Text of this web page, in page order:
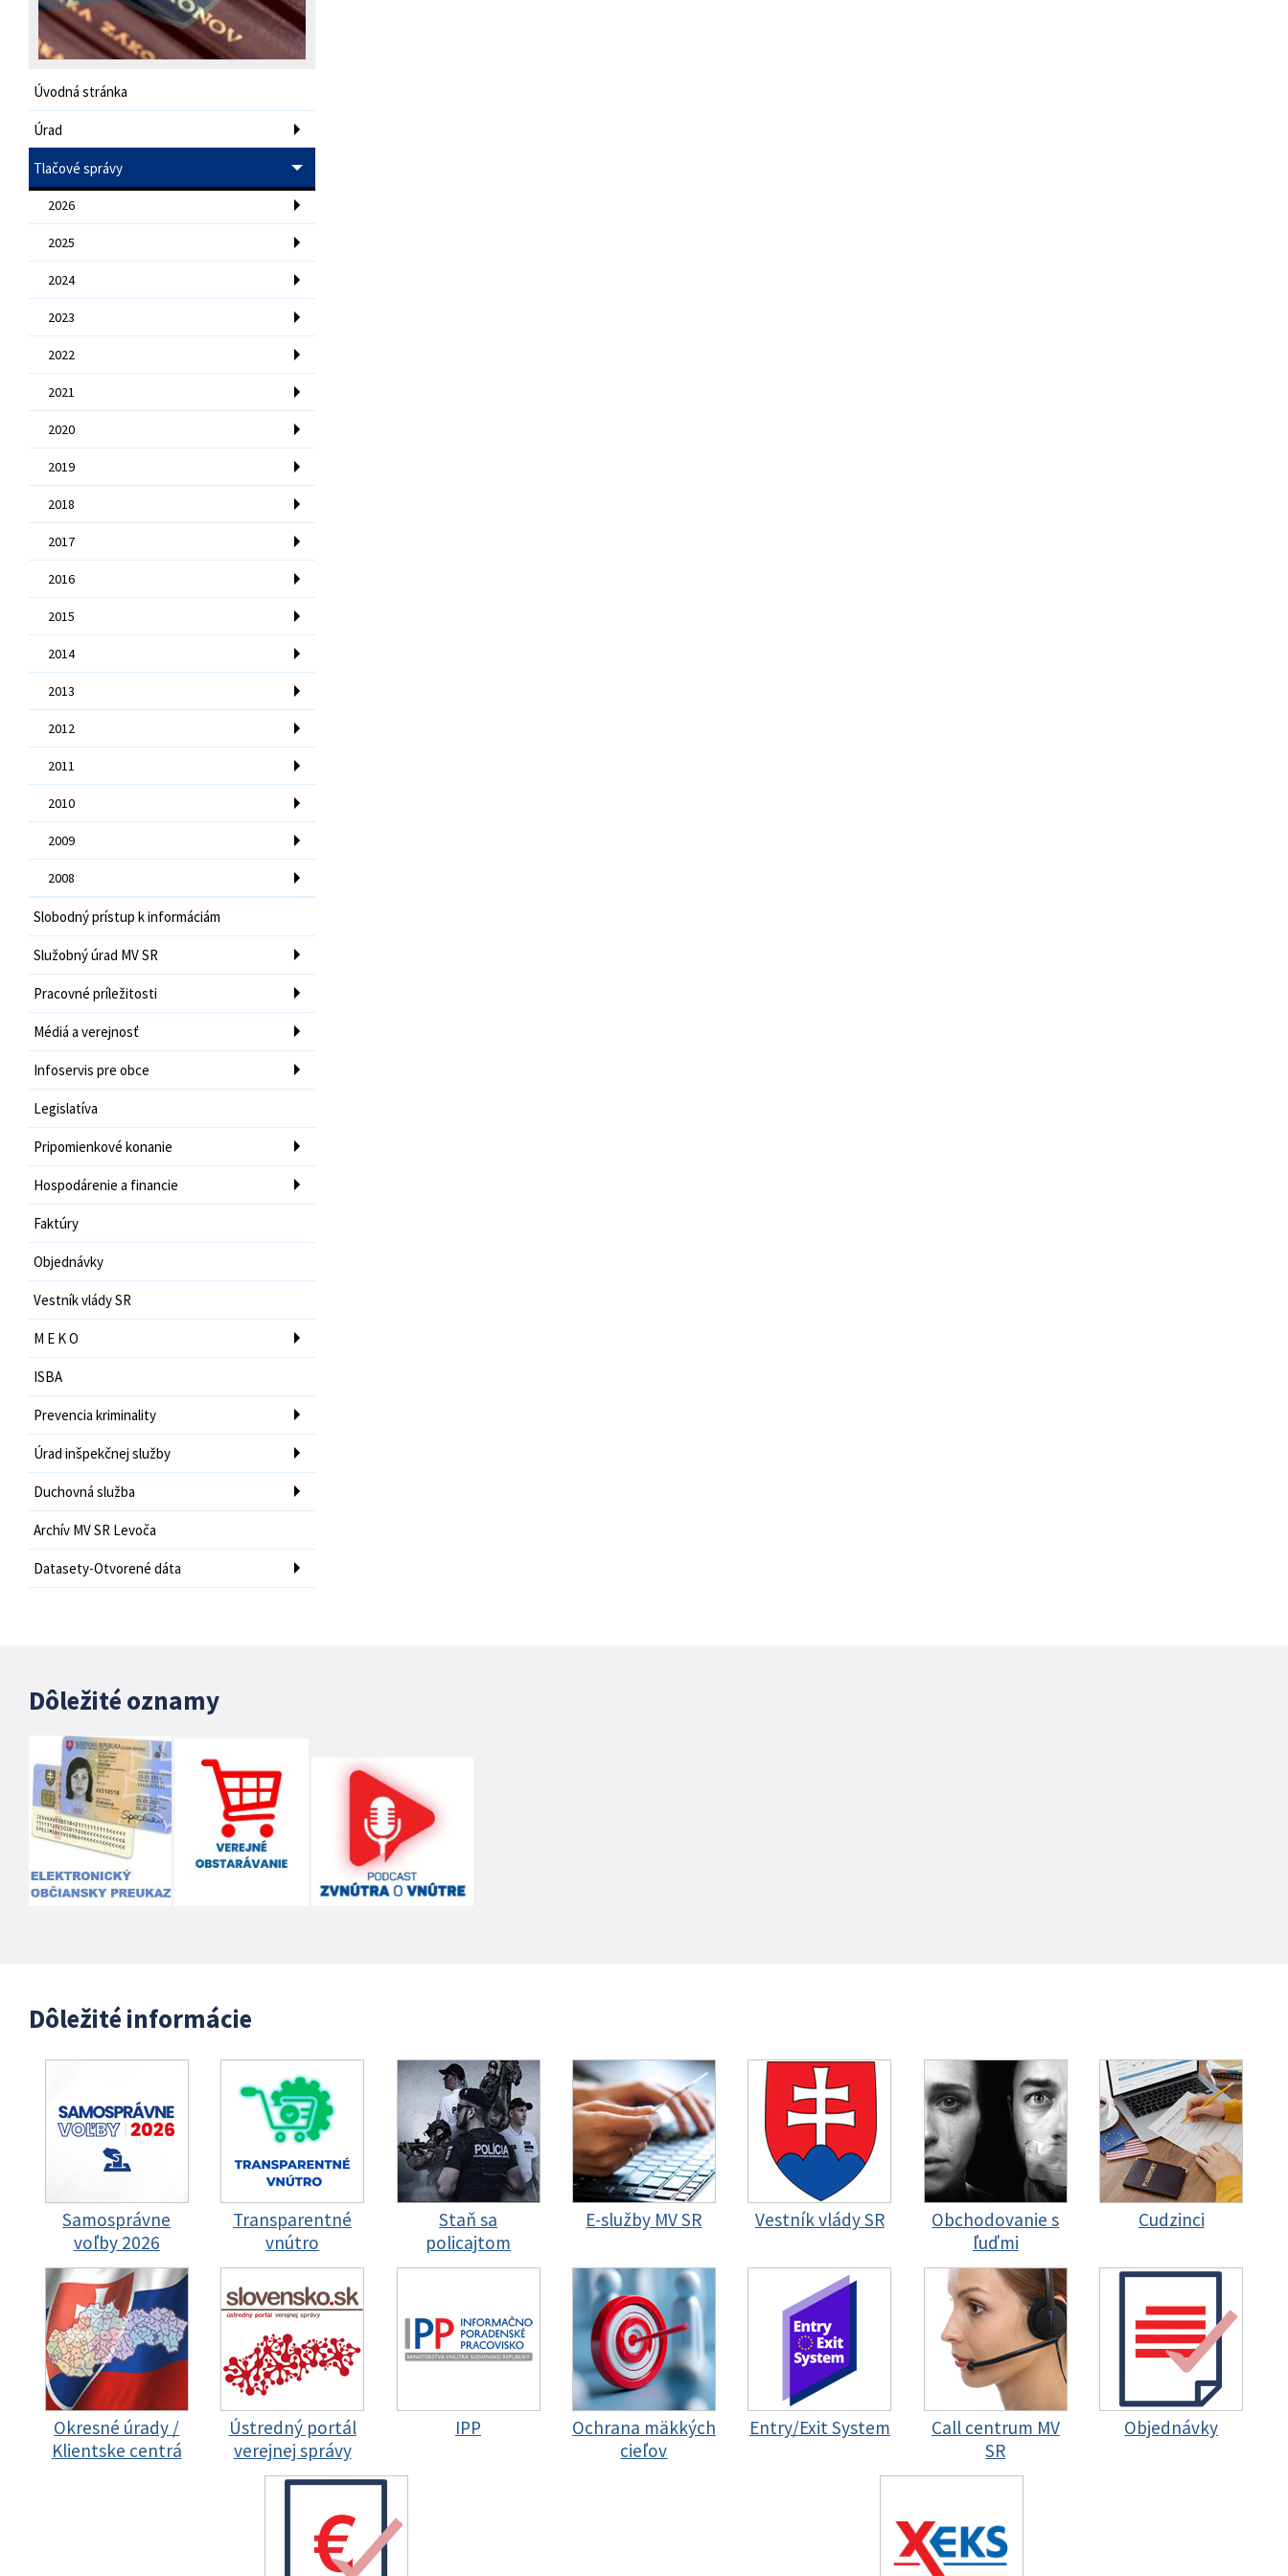
Úvodná stránka
Úrad
Tlačové správy
2026
2025
2024
2023
2022
2021
2020
2019
2018
2017
2016
2015
2014
2013
2012
2011
2010
2009
2008
Slobodný prístup k informáciám
Služobný úrad MV SR
Pracovné príležitosti
Médiá a verejnosť
Infoservis pre obce
Legislatíva
Pripomienkové konanie
Hospodárenie a financie
Faktúry
Objednávky
Vestník vlády SR
M E K O
ISBA
Prevencia kriminality
Úrad inšpekčnej služby
Duchovná služba
Archív MV SR Levoča
Datasety-Otvorené dáta
Dôležité oznamy
Dôležité informácie
Samosprávne
voľby 2026
Transparentné
vnútro
Staň sa
policajtom
E-služby MV SR Vestník vlády SR
Obchodovanie s
ľuďmi
Cudzinci
Okresné úrady /
Klientske centrá
Ústredný portál
verejnej správy
IPP
Ochrana mäkkých
cieľov
Entry/Exit System
Call centrum MV
SR
Objednávky